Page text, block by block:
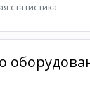
статистика